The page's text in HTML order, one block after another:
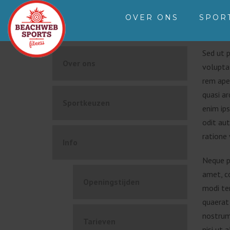
OVER ONS
Sed ut
rem
quasi
enim
odit
ratione
Neque
amet,
modi